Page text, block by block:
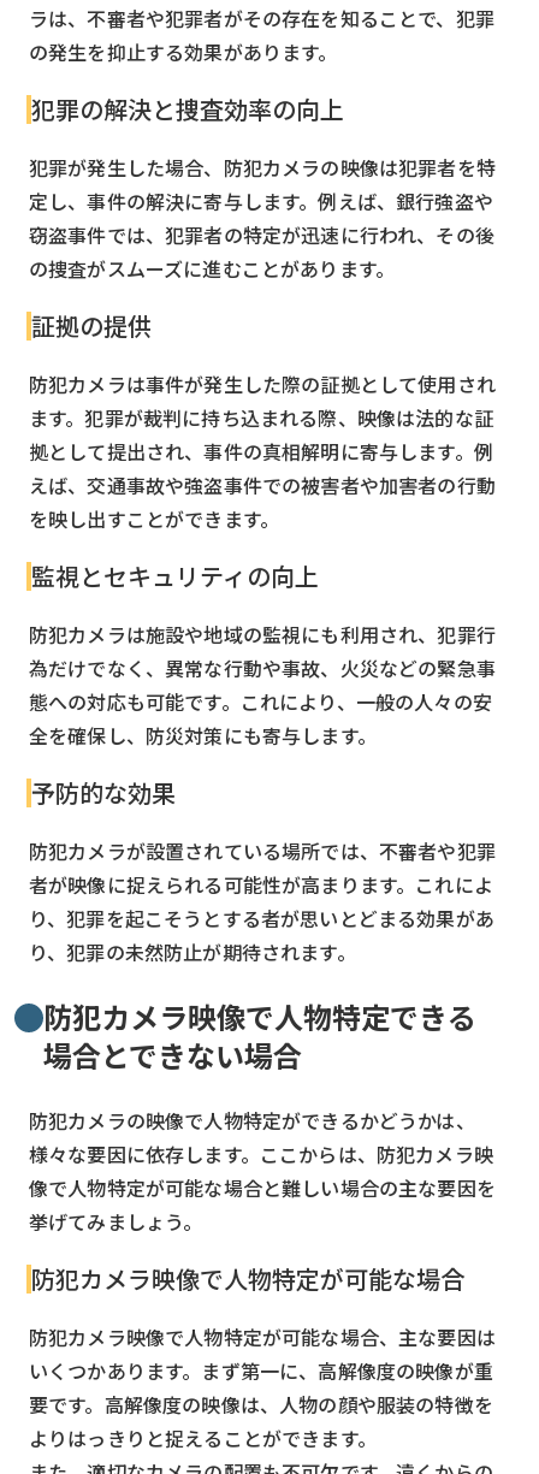
ラは、不審者や犯罪者がその存在を知ることで、犯罪
の発生を抑止する効果があります。
犯罪の解決と捜査効率の向上
犯罪が発生した場合、防犯カメラの映像は犯罪者を特
定し、事件の解決に寄与します。例えば、銀行強盗や
窃盗事件では、犯罪者の特定が迅速に行われ、その後
の捜査がスムーズに進むことがあります。
証拠の提供
防犯カメラは事件が発生した際の証拠として使用され
ます。犯罪が裁判に持ち込まれる際、映像は法的な証
拠として提出され、事件の真相解明に寄与します。例
えば、交通事故や強盗事件での被害者や加害者の行動
を映し出すことができます。
監視とセキュリティの向上
防犯カメラは施設や地域の監視にも利用され、犯罪行
為だけでなく、異常な行動や事故、火災などの緊急事
態への対応も可能です。これにより、一般の人々の安
全を確保し、防災対策にも寄与します。
予防的な効果
防犯カメラが設置されている場所では、不審者や犯罪
者が映像に捉えられる可能性が高まります。これによ
り、犯罪を起こそうとする者が思いとどまる効果があ
り、犯罪の未然防止が期待されます。
防犯カメラ映像で人物特定できる
場合とできない場合
防犯カメラの映像で人物特定ができるかどうかは、
様々な要因に依存します。ここからは、防犯カメラ映
像で人物特定が可能な場合と難しい場合の主な要因を
挙げてみましょう。
防犯カメラ映像で人物特定が可能な場合
防犯カメラ映像で人物特定が可能な場合、主な要因は
いくつかあります。まず第一に、高解像度の映像が重
要です。高解像度の映像は、人物の顔や服装の特徴を
よりはっきりと捉えることができます。